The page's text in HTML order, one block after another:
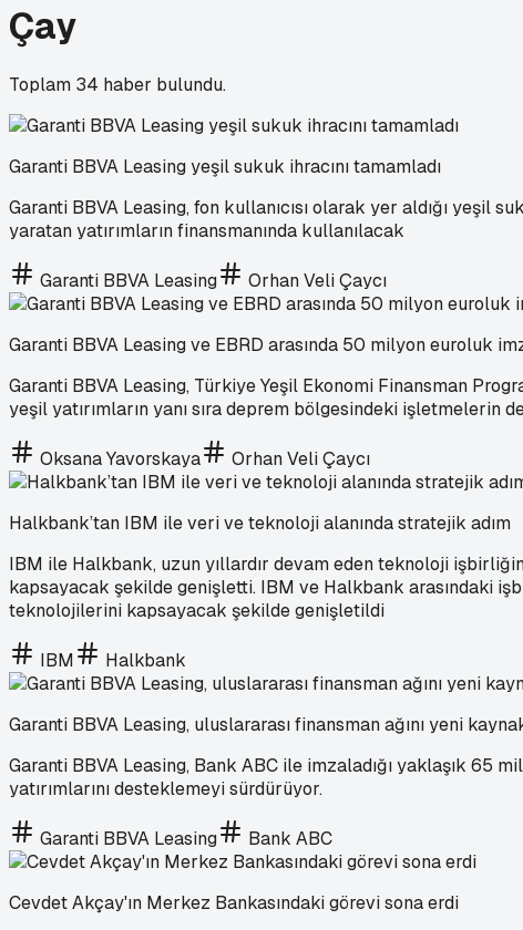
Çay
Toplam 34 haber bulundu.
Garanti BBVA Leasing yeşil sukuk ihracını tamamladı
Garanti BBVA Leasing, fon kullanıcısı olarak yer aldığı
yaratan yatırımların finansmanında kullanılacak
Garanti BBVA Leasing Orhan Veli Çaycı
Garanti BBVA Leasing ve EBRD arasında 50 milyon euroluk
Garanti BBVA Leasing, Türkiye Yeşil Ekonomi Finansman
yeşil yatırımların yanı sıra deprem bölgesindeki işletmelerin
Oksana Yavorskaya Orhan Veli Çaycı
Halkbank’tan IBM ile veri ve teknoloji alanında stratejik adım
IBM ile Halkbank, uzun yıllardır devam eden teknoloji
kapsayacak şekilde genişletti. IBM ve Halkbank arasındaki
teknolojilerini kapsayacak şekilde genişletildi
IBM Halkbank
Garanti BBVA Leasing, uluslararası finansman ağını yeni
Garanti BBVA Leasing, Bank ABC ile imzaladığı yaklaşık 65
yatırımlarını desteklemeyi sürdürüyor.
Garanti BBVA Leasing Bank ABC
Cevdet Akçay'ın Merkez Bankasındaki görevi sona erdi